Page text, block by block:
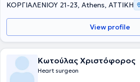
ΚΟΡΓΙΑΛΕΝΙΟΥ 21-23, Athens, ΑΤΤΙΚΗ
View profile
Κωτούλας Χριστόφορος
Heart surgeon